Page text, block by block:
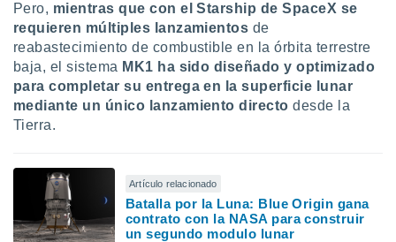
Pero, mientras que con el Starship de SpaceX se
requieren múltiples lanzamientos de
reabastecimiento de combustible en la órbita terrestre
baja, el sistema MK1 ha sido diseñado y optimizado
para completar su entrega en la superficie lunar
mediante un único lanzamiento directo desde la
Tierra.
Artículo relacionado
Batalla por la Luna: Blue Origin gana
contrato con la NASA para construir
un segundo modulo lunar